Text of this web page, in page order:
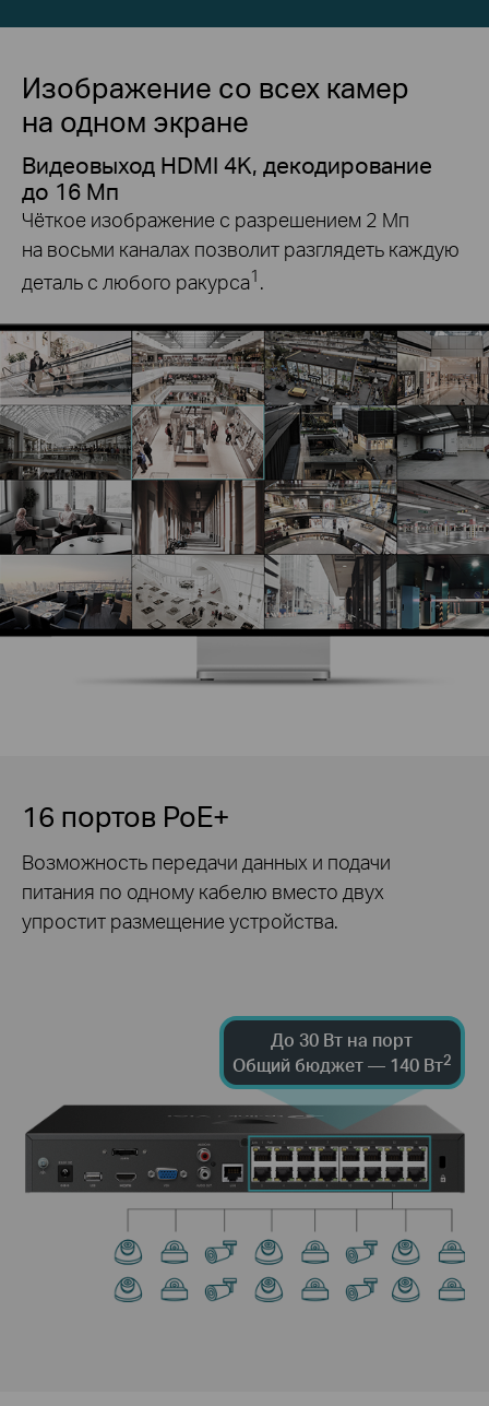
Изображение со всех камер
на одном экране
Видеовыход HDMI 4K, декодирование
до 16 Мп
Чёткое изображение с разрешением 2 Мп
на восьми каналах позволит разглядеть каждую
деталь с любого ракурса1 .
До 30 Вт на порт
Общий бюджет — 140 Вт2
16 портов PoE+
Возможность передачи данных и подачи
питания по одному кабелю вместо двух
упростит размещение устройства.